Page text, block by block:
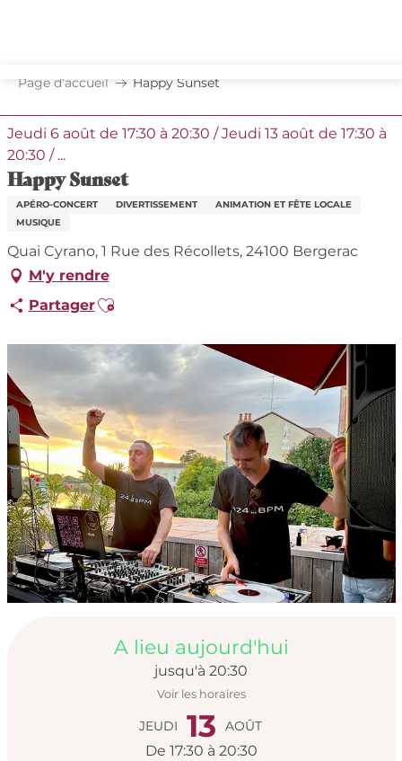
principal
Page d’accueil Happy Sunset
Jeudi 6 août de 17:30 à 20:30 / Jeudi 13 août de 17:30 à
20:30 / ...
Happy Sunset
APÉRO-CONCERT DIVERTISSEMENT
ANIMATION ET FÊTE LOCALE
MUSIQUE
Quai Cyrano, 1 Rue des Récollets, 24100 Bergerac
M'y rendre
PartagerAjouter aux favoris
Ouverture et
A lieu aujourd'hui
jusqu'à 20:30
Voir les horaires
JEUDI 13 AOÛT
De 17:30 à 20:30